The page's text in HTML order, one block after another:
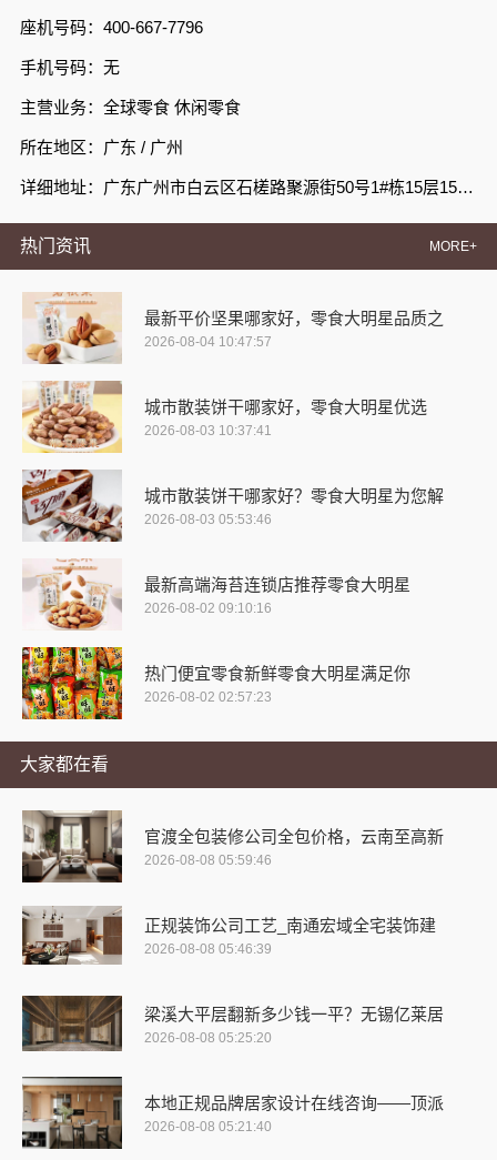
座机号码：400-667-7796
手机号码：无
主营业务：全球零食 休闲零食
所在地区：广东 / 广州
详细地址：广东广州市白云区石槎路聚源街50号1#栋15层1508室
热门资讯 MORE+
最新平价坚果哪家好，零食大明星品质之
2026-08-04 10:47:57
城市散装饼干哪家好，零食大明星优选
2026-08-03 10:37:41
城市散装饼干哪家好？零食大明星为您解
2026-08-03 05:53:46
最新高端海苔连锁店推荐零食大明星
2026-08-02 09:10:16
热门便宜零食新鲜零食大明星满足你
2026-08-02 02:57:23
大家都在看
官渡全包装修公司全包价格，云南至高新
2026-08-08 05:59:46
正规装饰公司工艺_南通宏域全宅装饰建
2026-08-08 05:46:39
梁溪大平层翻新多少钱一平？无锡亿莱居
2026-08-08 05:25:20
本地正规品牌居家设计在线咨询——顶派
2026-08-08 05:21:40